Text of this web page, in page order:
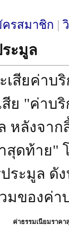
รสมาชิก |
ะมูล
เสียค่าบ
ย "ค่าบ
หลังจา
สุดท้าย"
ระมูล ดั
มของค่า
ค่าธรรมเนียมราคา